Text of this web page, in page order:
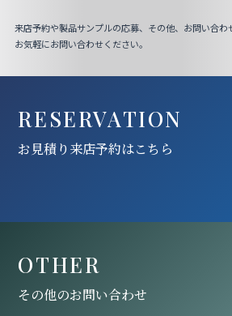
来店予約や製品サンプルの応募、その他、お問い合わ
お気軽にお問い合わせください。
RESERVATION
お見積り来店予約はこちら
OTHER
その他のお問い合わせ